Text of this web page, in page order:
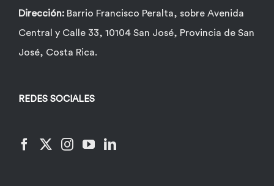
Dirección: Barrio Francisco Peralta, sobre Avenida
Central y Calle 33, 10104 San José, Provincia de San
José, Costa Rica.
REDES SOCIALES